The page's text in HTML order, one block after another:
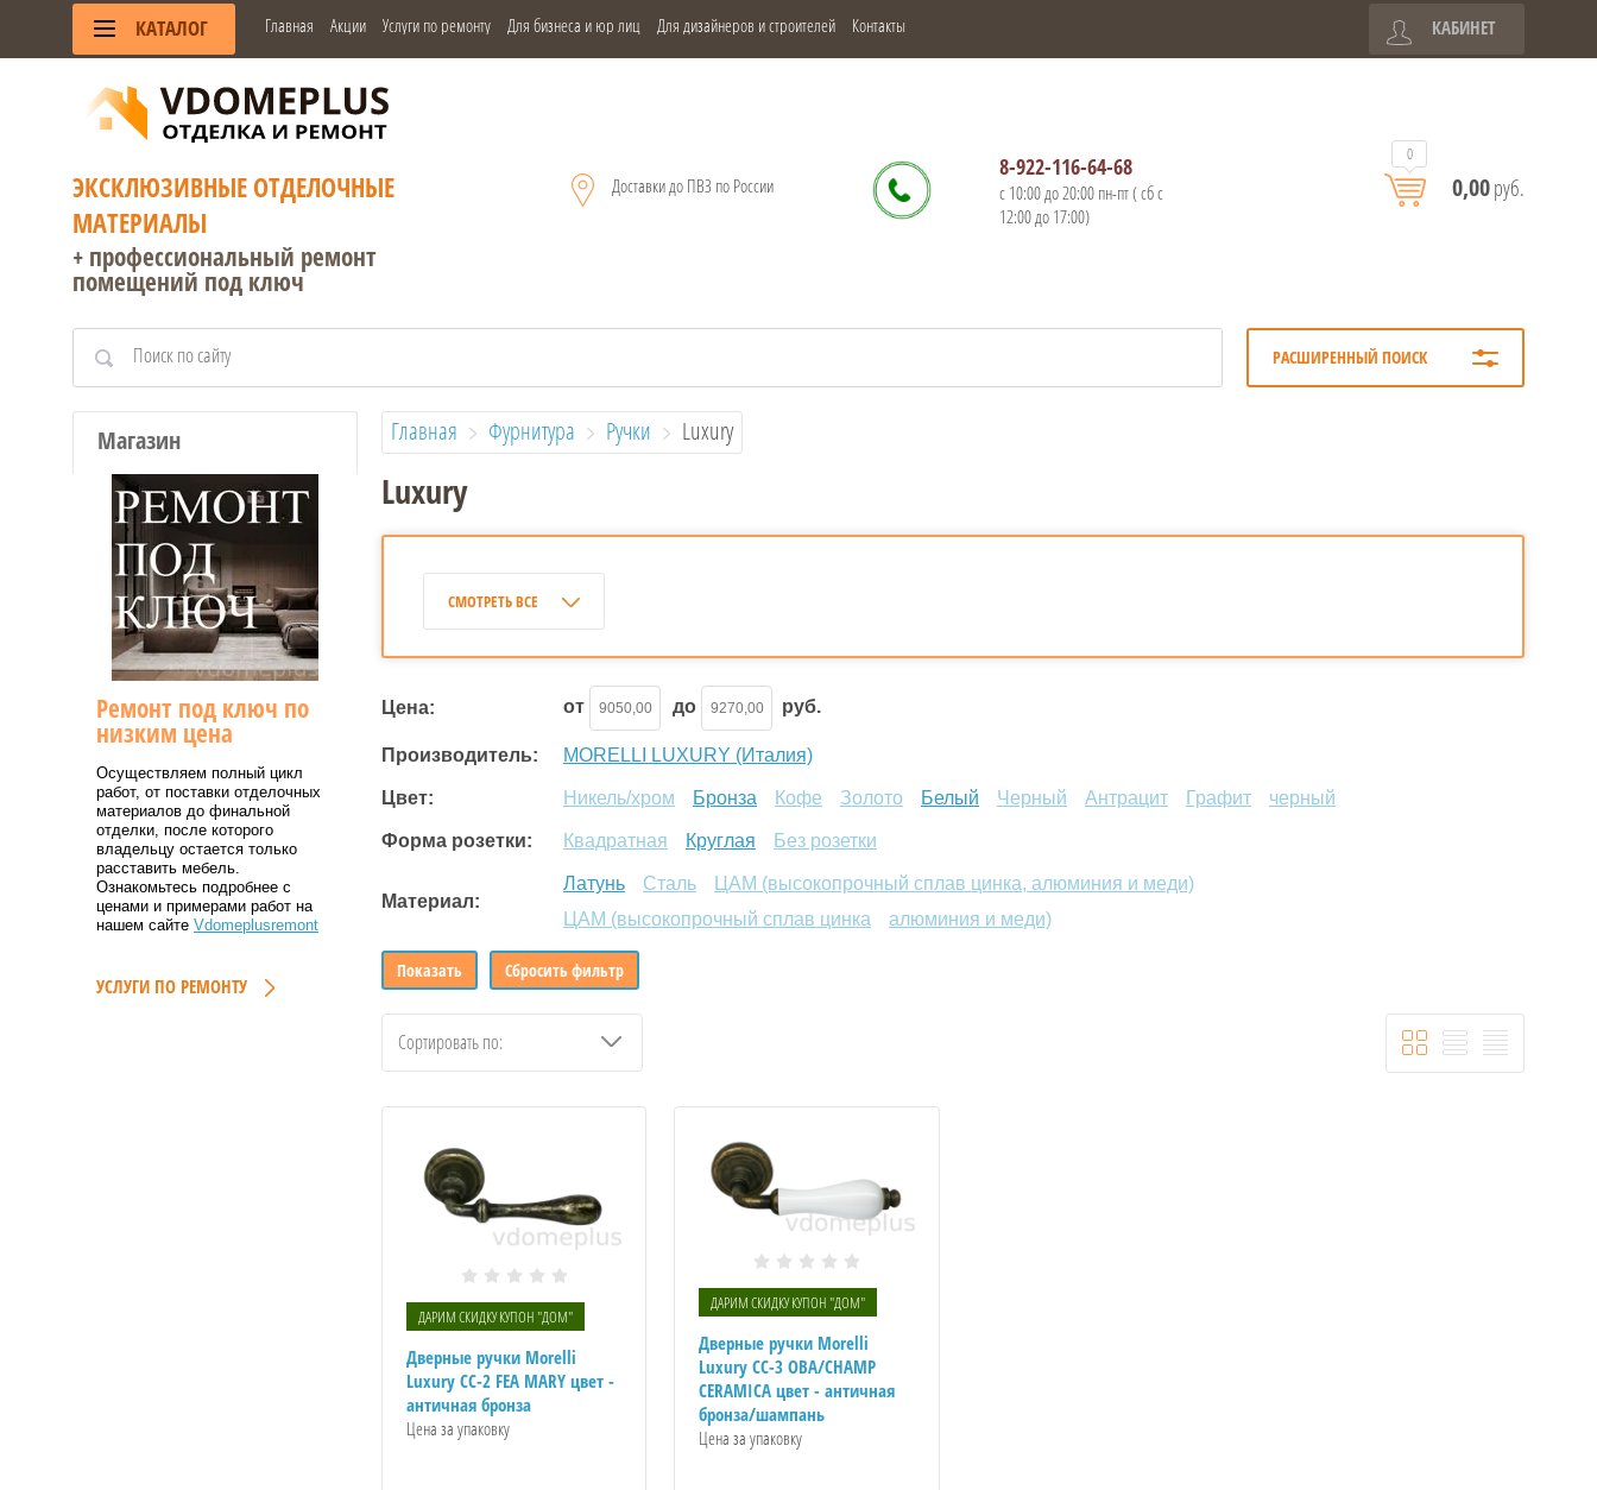
КАТАЛОГ Главная Акции Услуги по ремонту Для бизнеса и юр лиц Для дизайнеров и строителей Контакты КАБИНЕТ
ЭКСКЛЮЗИВНЫЕ ОТДЕЛОЧНЫЕ
МАТЕРИАЛЫ
+ профессиональный ремонт
помещений под ключ
Доставки до ПВЗ по России
8-922-116-64-68
с 10:00 до 20:00 пн-пт ( сб с
12:00 до 17:00)
0
0,00руб.
РАСШИРЕННЫЙ ПОИСК
Магазин
Ремонт под ключ по
низким цена
Осуществляем полный цикл
работ, от поставки отделочных
материалов до финальной
отделки, после которого
владельцу остается только
расставить мебель.
Ознакомьтесь подробнее с
ценами и примерами работ на
нашем сайте Vdomeplusremont
УСЛУГИ ПО РЕМОНТУ
Главная Фурнитура Ручки
  Luxury
Luxury
СМОТРЕТЬ ВСЕ
Цена: от до руб.
Производитель: MORELLI LUXURY (Италия)
Цвет: Никель/хром Бронза Кофе Золото Белый Черный Антрацит Графит черный
Форма розетки: Квадратная Круглая Без розетки
Материал:
Латунь Сталь
ЦАМ (высокопрочный сплав цинка, алюминия и меди)
ЦАМ (высокопрочный сплав цинка
алюминия и меди)
Показать Сбросить фильтр
Сортировать по:
ДАРИМ СКИДКУ КУПОН "ДОМ"
Дверные ручки Morelli
Luxury CC-2 FEA MARY цвет -
античная бронза
Цена за упаковку
ДАРИМ СКИДКУ КУПОН "ДОМ"
Дверные ручки Morelli
Luxury CC-3 OBA/CHAMP
CERAMICA цвет - античная
бронза/шампань
Цена за упаковку